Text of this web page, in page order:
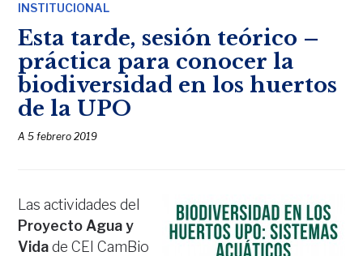
INSTITUCIONAL
Esta tarde, sesión teórico –
práctica para conocer la
biodiversidad en los huertos
de la UPO
A5 febrero 2019
Las actividades del
Proyecto Agua y
Vidade CEI CamBio